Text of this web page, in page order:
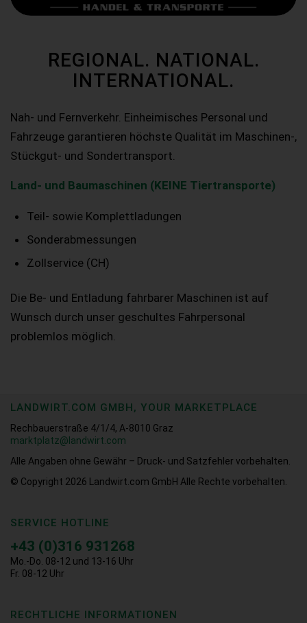
REGIONAL. NATIONAL.
INTERNATIONAL.
Nah- und Fernverkehr. Einheimisches Personal und
Fahrzeuge garantieren höchste Qualität im Maschinen-,
Stückgut- und Sondertransport.
Land- und Baumaschinen (KEINE Tiertransporte)
Teil- sowie Komplettladungen
Sonderabmessungen
Zollservice (CH)
Die Be- und Entladung fahrbarer Maschinen ist auf
Wunsch durch unser geschultes Fahrpersonal
problemlos möglich.
LANDWIRT.COM GMBH, YOUR MARKETPLACE
Rechbauerstraße 4/1/4, A-8010 Graz
marktplatz@landwirt.com
Alle Angaben ohne Gewähr – Druck- und Satzfehler vorbehalten.
© Copyright 2026
Landwirt.com GmbH Alle Rechte vorbehalten.
SERVICE HOTLINE
+43 (0)316 931268
Mo.-Do. 08-12 und 13-16 Uhr
Fr. 08-12 Uhr
RECHTLICHE INFORMATIONEN